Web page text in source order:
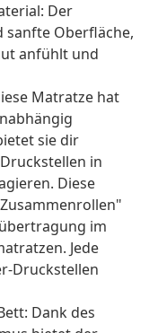
Der
sanfte Oberfläche,
anfühlt und
Matratze hat
sie dir
in
Diese
im
Jede
Druckstellen
Dank des